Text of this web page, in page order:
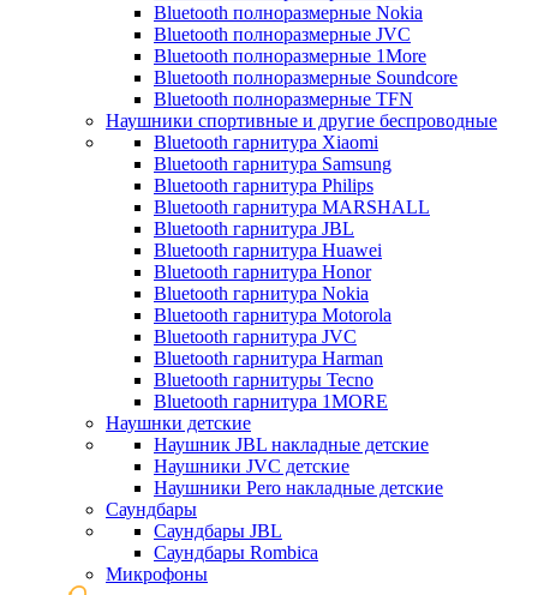
Bluetooth полноразмерные Nokia
Bluetooth полноразмерные JVC
Bluetooth полноразмерные 1More
Bluetooth полноразмерные Soundcore
Bluetooth полноразмерные TFN
Наушники спортивные и другие беспроводные
Bluetooth гарнитура Xiaomi
Bluetooth гарнитура Samsung
Bluetooth гарнитура Philips
Bluetooth гарнитура MARSHALL
Bluetooth гарнитура JBL
Bluetooth гарнитура Huawei
Bluetooth гарнитура Honor
Bluetooth гарнитура Nokia
Bluetooth гарнитура Motorola
Bluetooth гарнитура JVC
Bluetooth гарнитура Harman
Bluetooth гарнитуры Tecno
Bluetooth гарнитура 1MORE
Наушнки детские
Наушник JBL накладные детские
Наушники JVC детские
Наушники Pero накладные детские
Саундбары
Саундбары JBL
Саундбары Rombica
Микрофоны